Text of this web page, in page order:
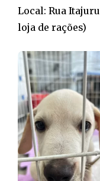
Local: Rua
loja de rações)